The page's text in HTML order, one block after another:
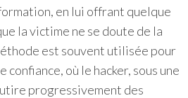
en lui offrant quelque
la victime ne se doute de la
est souvent utilisée pour
confiance, où le hacker, sous une
progressivement des